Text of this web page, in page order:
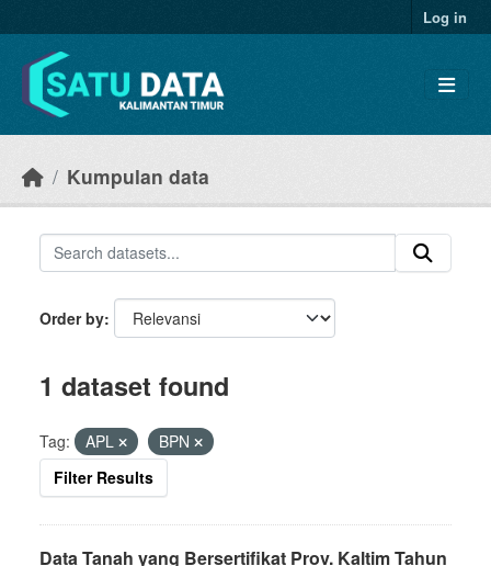
Log in
Kumpulan data
Order by
1 dataset found
Tag: APL
BPN
Filter Results
Data Tanah yang Bersertifikat Prov. Kaltim Tahun